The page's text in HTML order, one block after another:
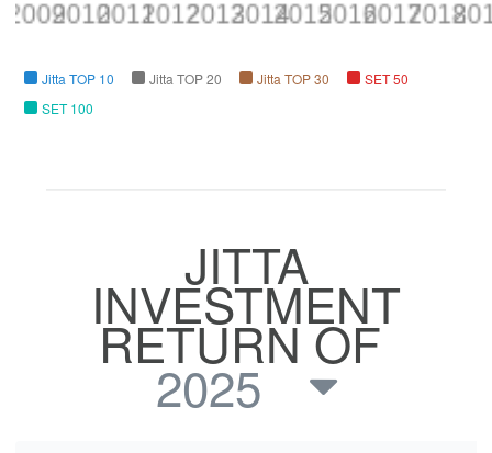
Jitta TOP 10 Jitta TOP 20 Jitta TOP 30
SET 50
SET 100
JITTA
INVESTMENT
RETURN OF
2025